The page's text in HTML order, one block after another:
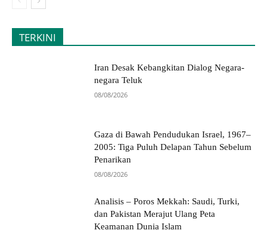
TERKINI
Iran Desak Kebangkitan Dialog Negara-
negara Teluk
08/08/2026
Gaza di Bawah Pendudukan Israel, 1967–
2005: Tiga Puluh Delapan Tahun Sebelum
Penarikan
08/08/2026
Analisis – Poros Mekkah: Saudi, Turki,
dan Pakistan Merajut Ulang Peta
Keamanan Dunia Islam